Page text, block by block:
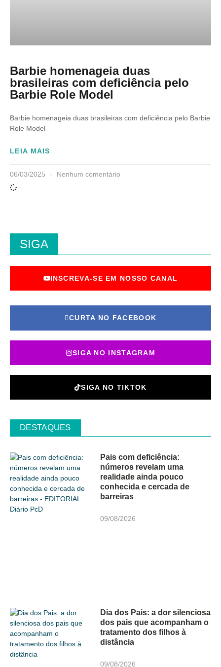
Barbie homenageia duas
brasileiras com deficiência pelo
Barbie Role Model
Barbie homenageia duas brasileiras com deficiência pelo Barbie
Role Model
LEIA MAIS
06/03/2025 Nenhum comentário
SIGA
INSCREVA-SE EM NOSSO CANAL
CURTA NO FACEBOOK
SIGA NO INSTAGRAM
SIGA NO TIKTOK
DESTAQUES
Pais com deficiência:
números revelam uma
realidade ainda pouco
conhecida e cercada de
barreiras
09/08/2026
Dia dos Pais: a dor silenciosa
dos pais que acompanham o
tratamento dos filhos à
distância
09/08/2026